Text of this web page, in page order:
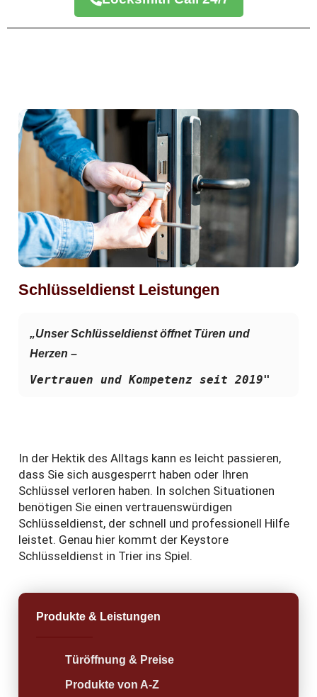
Schlüsseldienst Leistungen
„Unser Schlüsseldienst öffnet Türen und
Herzen –
Vertrauen und Kompetenz seit 2019"
In der Hektik des Alltags kann es leicht passieren,
dass Sie sich ausgesperrt haben oder Ihren
Schlüssel verloren haben. In solchen Situationen
benötigen Sie einen vertrauenswürdigen
Schlüsseldienst, der schnell und professionell Hilfe
leistet. Genau hier kommt der Keystore
Schlüsseldienst in Trier ins Spiel.
Produkte & Leistungen
Türöffnung & Preise
Produkte von A-Z